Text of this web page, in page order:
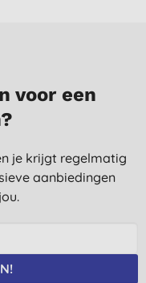
voor een
je krijgt regelmatig
aanbiedingen